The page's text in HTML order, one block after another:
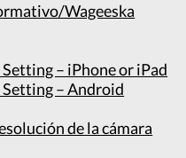
Wageeska
– iPhone or iPad
– Android
de la cámara